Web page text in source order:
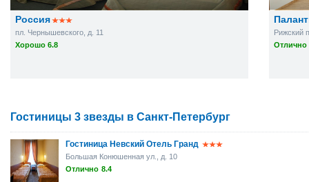
Россия
пл. Чернышевского, д. 11
Хорошо 6.8
Рижский
Отлично
Гостиницы 3 звезды в Санкт-Петербург
Гостиница Невский Отель Гранд
Большая Конюшенная ул., д. 10
Отлично 8.4